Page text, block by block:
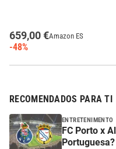
659,00 €Amazon ES
-48%
RECOMENDADOS PARA TI
ENTRETENIMENTO
FC Porto x
Portuguesa?